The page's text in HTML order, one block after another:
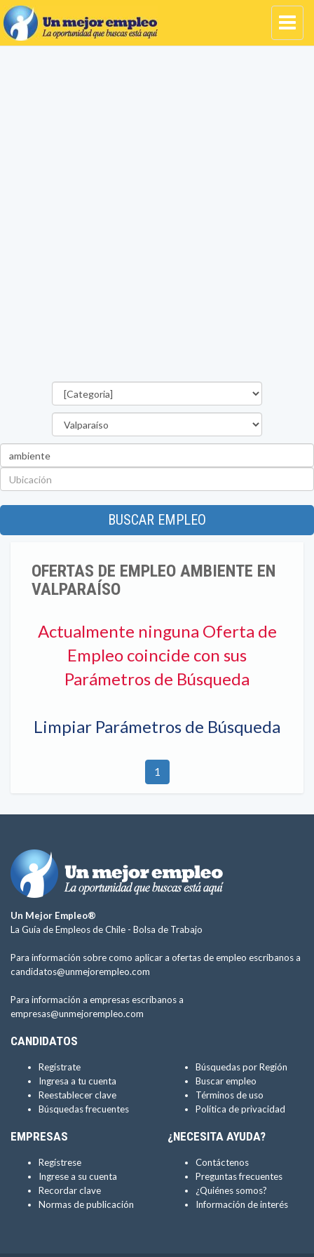
BUSCAR EMPLEO
OFERTAS DE EMPLEO AMBIENTE EN
VALPARAÍSO
Actualmente ninguna Oferta de
Empleo coincide con sus
Parámetros de Búsqueda
Limpiar Parámetros de Búsqueda
1
Un Mejor Empleo®
La Guía de Empleos de Chile - Bolsa de Trabajo
Para información sobre como aplicar a ofertas de empleo escríbanos a
candidatos@unmejorempleo.com
Para información a empresas escríbanos a
empresas@unmejorempleo.com
CANDIDATOS
Regístrate
Ingresa a tu cuenta
Reestablecer clave
Búsquedas frecuentes
Búsquedas por Región
Buscar empleo
Términos de uso
Política de privacidad
EMPRESAS
Regístrese
Ingrese a su cuenta
Recordar clave
Normas de publicación
¿NECESITA AYUDA?
Contáctenos
Preguntas frecuentes
¿Quiénes somos?
Información de interés